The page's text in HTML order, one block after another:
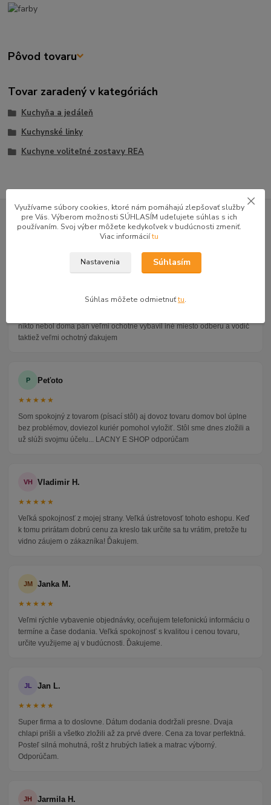
Pôvod tovaru
Tovar zaradený v kategóriách
Kuchyňa a jedáleň
Kuchynské linky
Kuchyne voliteľné zostavy REA
GOOGLE RECENZIE ZÁKAZNÍKOV
4.9★★★★★
nikto nebol doma pán veľmi ochotne vybavil iné miesto odberu a vodič
taktiež veľmi ochotný ďakujem
P Peťoto
★★★★★
Som spokojný z tovarom (písací stôl) aj dovoz tovaru domov bol úplne
bez problémov, doviezol kuriér pomohol vyložiť. Stôl sme dnes zložili a
už slúži svojmu účelu... LACNY E SHOP odporúčam
VH Vladimir H.
★★★★★
Veľká spokojnosť z mojej strany. Veľká ústretovosť tohoto eshopu. Keď
k tomu prirátam dobrú cenu za kreslo tak určite sa tu vrátim, pretože tu
vidno záujem o zákazníka! Ďakujem.
JM Janka M.
★★★★★
Veľmi rýchle vybavenie objednávky, oceňujem telefonickú informáciu o
termíne a čase dodania. Veľká spokojnosť s kvalitou i cenou tovaru,
určite využijeme aj v budúcnosti. Ďakujeme.
JL Jan L.
★★★★★
Super firma a to doslovne. Dátum dodania dodržali presne. Dvaja
chlapi prišli a všetko zložili až za prvé dvere. Cena za tovar perfektná.
Posteľ silná mohutná, rošt z hrubých latiek a matrac výborný.
Odporúčam.
JH Jarmila H.
Využívame súbory cookies, ktoré nám pomáhajú zlepšovať služby
pre Vás. Výberom možnosti SÚHLASÍM udeľujete súhlas s ich
používaním. Svoj výber môžete kedykoľvek v budúcnosti zmeniť.
Viac informáciítu
Nastavenia Súhlasím
Súhlas môžete odmietnuťtu.